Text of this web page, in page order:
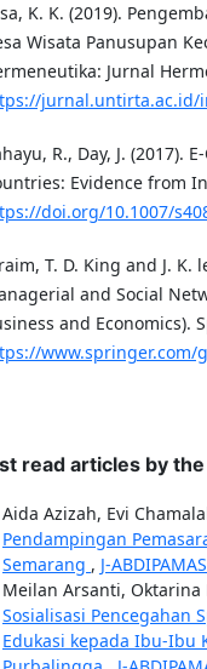
K. K. (2019).
Wisata Panusupan
Jurnal
jurnal.untirta.ac.id/
R., Day, J. (2017).
Evidence from
doi.org/10.1007/
T. D. King and J. K.
and Social
and Economics).
www.springer.com/
read articles by
Aida Azizah, Evi
Pendampingan
Semarang , J-
Meilan Arsanti, Oktarina
Sosialisasi Pencegahan
Edukasi kepada Ibu-Ibu